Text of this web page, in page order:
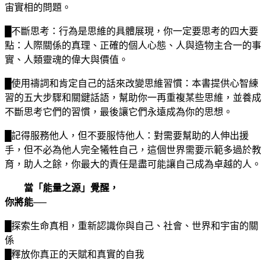
宙實相的問題。
█不斷思考：行為是思維的具體展現，你一定要思考的四大要
點：人際關係的真理、正確的個人心態、人與造物主合一的事
實、人類靈魂的偉大與價值。
█使用禱詞和肯定自己的話來改變思維習慣：本書提供心智練
習的五大步驟和關鍵話語，幫助你一再重複某些思維，並養成
不斷思考它們的習慣，最後讓它們永遠成為你的思想。
█記得服務他人，但不要服恃他人：對需要幫助的人伸出援
手，但不必為他人完全犧牲自己，這個世界需要示範多過於教
育，助人之餘，你最大的責任是盡可能讓自己成為卓越的人。
當「能量之源」覺醒，
你將能──
█探索生命真相，重新認識你與自己、社會、世界和宇宙的關
係
█釋放你真正的天賦和真實的自我